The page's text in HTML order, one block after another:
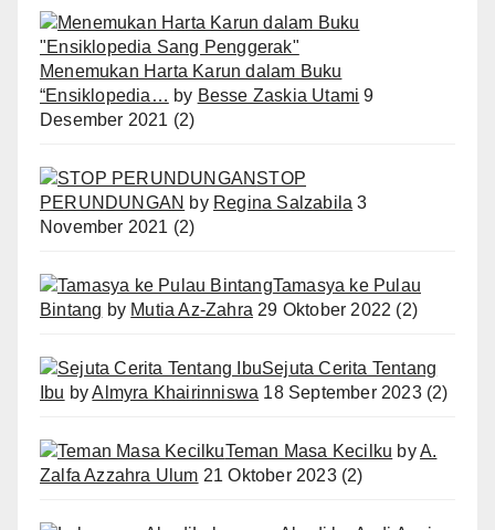
Menemukan Harta Karun dalam Buku
“Ensiklopedia… by Besse Zaskia Utami 9
Desember 2021 (2)
STOP
PERUNDUNGAN by Regina Salzabila 3
November 2021 (2)
Tamasya ke Pulau
Bintang by Mutia Az-Zahra 29 Oktober 2022 (2)
Sejuta Cerita Tentang
Ibu byAlmyra Khairinniswa 18 September 2023 (2)
Teman Masa Kecilku byA.
Zalfa Azzahra Ulum 21 Oktober 2023 (2)